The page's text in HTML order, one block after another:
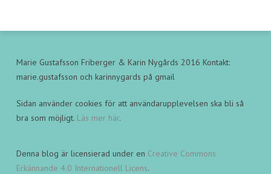
Marie Gustafsson Friberger & Karin Nygårds 2016 Kontakt:
marie.gustafsson och karinnygards på gmail
Sidan använder cookies för att användarupplevelsen ska bli så
bra som möjligt. Läs mer här.
Denna blog är licensierad under en Creative Commons
Erkännande 4.0 Internationell Licens.